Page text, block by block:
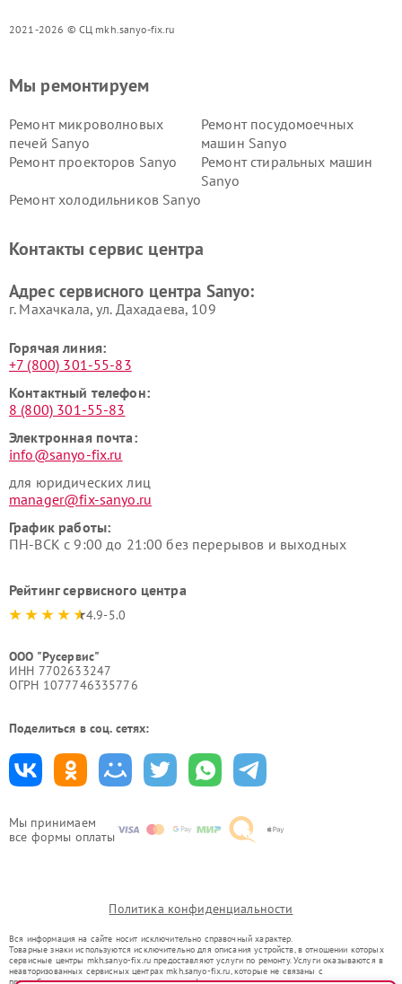
2021-2026 © СЦ mkh.sanyo-fix.ru
Мы принимаем
все формы оплаты
Мы ремонтируем
Ремонт микроволновых
печей Sanyo
Ремонт посудомоечных
машин Sanyo
Ремонт проекторов Sanyo
Ремонт стиральных машин
Sanyo
Ремонт холодильников Sanyo
Контакты сервис центра
Адрес сервисного центра Sanyo:
г. Махачкала, ул. Дахадаева, 109
Горячая линия:
+7 (800) 301-55-83
Контактный телефон:
8 (800) 301-55-83
Электронная почта:
info@sanyo-fix.ru
для юридических лиц
manager@fix-sanyo.ru
График работы:
ПН-ВСК с 9:00 до 21:00 без перерывов и выходных
Рейтинг сервисного центра
4.9-5.0
ООО "Русервис"
ИНН 7702633247
ОГРН 1077746335776
Поделиться в соц. сетях:
Политика конфиденциальности
Вся информация на сайте носит исключительно справочный характер.
Товарные знаки используются исключительно для описания устройств, в отношении которых
сервисные центры mkh.sanyo-fix.ru предоставляют услуги по ремонту. Услуги оказываются в
неавторизованных сервисных центрах mkh.sanyo-fix.ru, которые не связаны с